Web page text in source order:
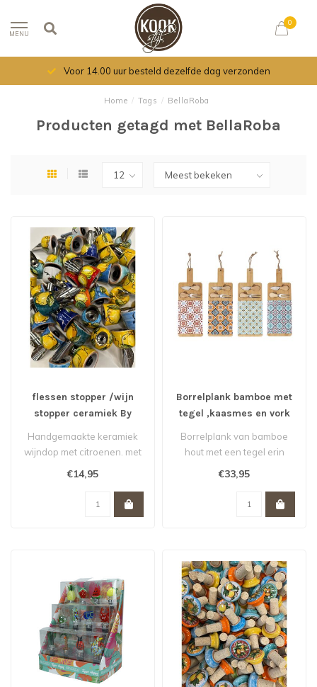
MENU
0
Voor 14.00 uur besteld dezelfde dag verzonden
Home / Tags / BellaRoba
Producten getagd met BellaRoba
flessen stopper /wijn
stopper ceramiek By
Bella Roba assorti
Handgemaakte keramiek
wijndop met citroenen. met
afsluitdopje
€14,95
Borrelplank bamboe met
tegel ,kaasmes en vork
By Bella Roba assorti
Borrelplank van bamboe
hout met een tegel erin
verwerkt. incl kaasmes en
€33,95